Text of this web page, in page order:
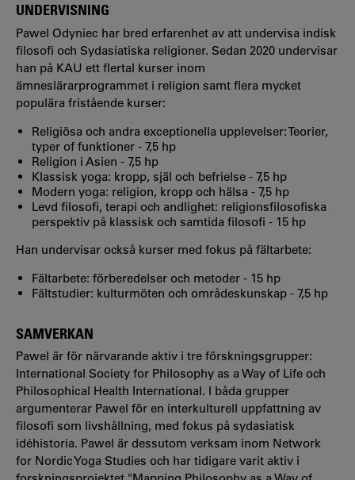
UNDERVISNING
Pawel Odyniec har bred erfarenhet av att undervisa indisk
filosofi och Sydasiatiska religioner. Sedan 2020 undervisar
han på KAU ett flertal kurser inom
ämneslärarprogrammet i religion samt flera mycket
populära fristående kurser:
Religiösa och andra exceptionella upplevelser: Teorier,
typer of funktioner - 7,5 hp
Religion i Asien - 7,5 hp
Klassisk yoga: kropp, själ och befrielse - 7,5 hp
Modern yoga: religion, kropp och hälsa - 7,5 hp
Levd filosofi, terapi och andlighet: religionsfilosofiska
perspektiv på klassisk och samtida filosofi - 15 hp
Han undervisar också kurser med fokus på fältarbete:
Fältarbete: förberedelser och metoder - 15 hp
Fältstudier: kulturmöten och områdeskunskap - 7,5 hp
SAMVERKAN
Pawel är för närvarande aktiv i tre förskningsgrupper:
International Society for Philosophy as a Way of Life och
Philosophical Health International. I båda grupper
argumenterar Pawel för en interkulturell uppfattning av
filosofi som livshållning, med fokus på sydasiatisk
idéhistoria. Pawel är dessutom verksam inom Network
for Nordic Yoga Studies och har tidigare varit aktiv i